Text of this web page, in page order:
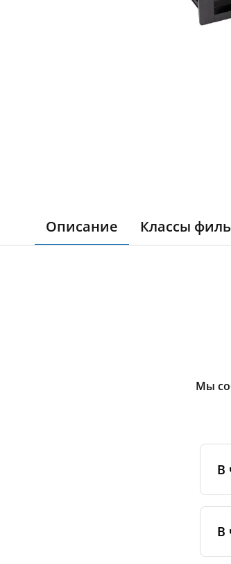
Описание Классы
Мы
В
В